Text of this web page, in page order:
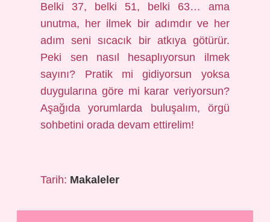
Belki 37, belki 51, belki 63… ama
unutma, her ilmek bir adımdır ve her
adım seni sıcacık bir atkıya götürür.
Peki sen nasıl hesaplıyorsun ilmek
sayını? Pratik mi gidiyorsun yoksa
duygularına göre mi karar veriyorsun?
Aşağıda yorumlarda buluşalım, örgü
sohbetini orada devam ettirelim!
Tarih: Makaleler